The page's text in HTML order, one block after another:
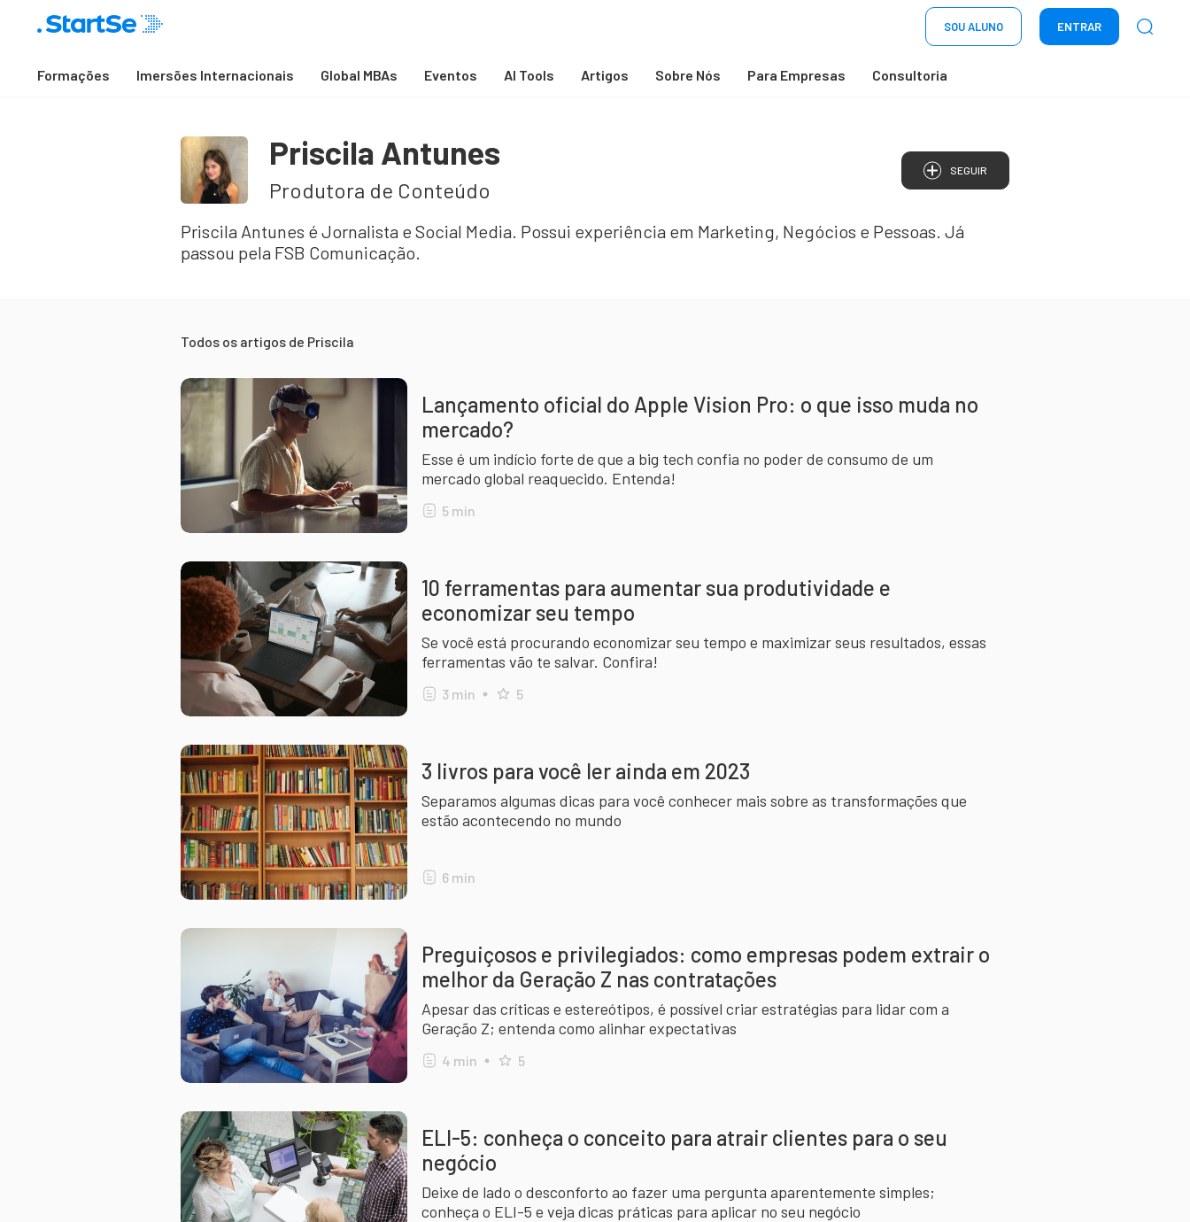
SOU ALUNO ENTRAR
Formações Imersões Internacionais Global MBAs Eventos AI Tools Artigos Sobre Nós Para Empresas Consultoria
Priscila Antunes
Produtora de Conteúdo
SEGUIR
Priscila Antunes é Jornalista e Social Media. Possui experiência em Marketing, Negócios e Pessoas. Já
passou pela FSB Comunicação.
Todos os artigos de Priscila
Lançamento oficial do Apple Vision Pro: o que isso muda no
mercado?
Esse é um indício forte de que a big tech confia no poder de consumo de um
mercado global reaquecido. Entenda!
5 min
10 ferramentas para aumentar sua produtividade e
economizar seu tempo
Se você está procurando economizar seu tempo e maximizar seus resultados, essas
ferramentas vão te salvar. Confira!
3 min 5
3 livros para você ler ainda em 2023
Separamos algumas dicas para você conhecer mais sobre as transformações que
estão acontecendo no mundo
6 min
Preguiçosos e privilegiados: como empresas podem extrair o
melhor da Geração Z nas contratações
Apesar das críticas e estereótipos, é possível criar estratégias para lidar com a
Geração Z; entenda como alinhar expectativas
4 min 5
ELI-5: conheça o conceito para atrair clientes para o seu
negócio
Deixe de lado o desconforto ao fazer uma pergunta aparentemente simples;
conheça o ELI-5 e veja dicas práticas para aplicar no seu negócio